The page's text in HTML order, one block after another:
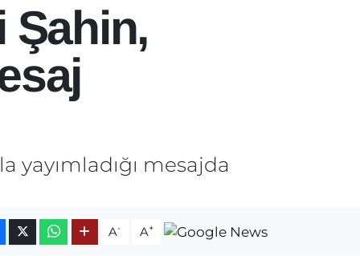
Şahin,
yayımladığı mesajda
A- A+